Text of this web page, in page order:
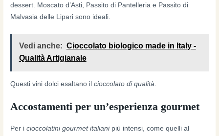
dessert. Moscato d’Asti, Passito di Pantelleria e Passito di
Malvasia delle Lipari sono ideali.
Vedi anche: Cioccolato biologico made in Italy -
Qualità Artigianale
Questi vini dolci esaltano ilcioccolato di qualità
Accostamenti per un’esperienza gourmet
Per icioccolatini gourmet italianipiù intensi, come quelli al